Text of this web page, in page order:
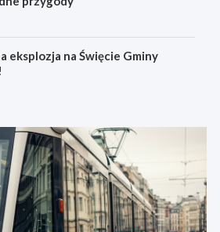
eksplozja na Święcie Gminy